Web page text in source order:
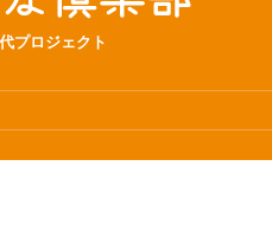
プロジェクト